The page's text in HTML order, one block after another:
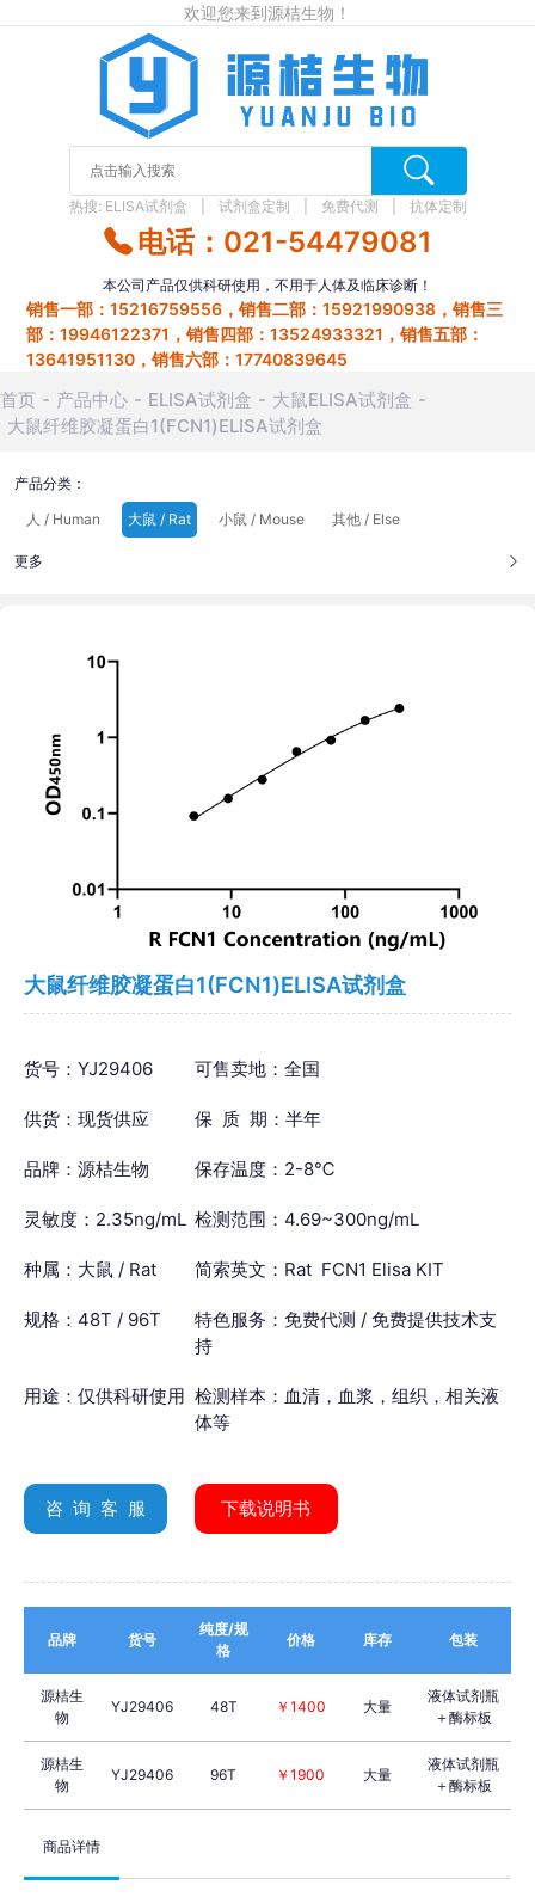
欢迎您来到源桔生物！
热搜: ELISA试剂盒 试剂盒定制 免费代测 抗体定制
电话：021-54479081
本公司产品仅供科研使用，不用于人体及临床诊断！
销售一部：15216759556，销售二部：15921990938，销售三
部：19946122371，销售四部：13524933321，销售五部：
13641951130，销售六部：17740839645
首页 产品中心 ELISA试剂盒
大鼠ELISA试剂盒
大鼠纤维胶凝蛋白1(FCN1)ELISA试剂盒
产品分类：
人 / Human
大鼠 / Rat 小鼠 / Mouse 其他 / Else
更多
大鼠纤维胶凝蛋白1(FCN1)ELISA试剂盒
货号：YJ29406 可售卖地：全国
供货：现货供应 保 质 期：半年
品牌：源桔生物 保存温度：2-8℃
灵敏度：2.35ng/mL 检测范围：4.69~300ng/mL
种属：大鼠 / Rat 简索英文：Rat FCN1 Elisa KIT
规格：48T / 96T
特色服务：免费代测 / 免费提供技术支
持
用途：仅供科研使用 检测样本：血清，血浆，组织，相关液
体等
咨 询 客 服 下载说明书
品牌 货号
纯度/规
格
价格 库存 包装
源桔生
物
YJ29406 48T ￥1400 大量
液体试剂瓶
＋酶标板
源桔生
物
YJ29406 96T ￥1900 大量
液体试剂瓶
＋酶标板
商品详情